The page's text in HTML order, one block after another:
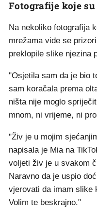
Fotografije koje
Na nekoliko fotografija
mrežama vide se
preklopile slike njezina
"Osjetila sam da je bio
sam koračala prema
ništa nije moglo
mnom, ni vrijeme, ni
"Živ je u mojim
napisala je Mia na
voljeti živ je u svakom
Naravno da je uspio
vjerovati da imam slike
Volim te beskrajno."